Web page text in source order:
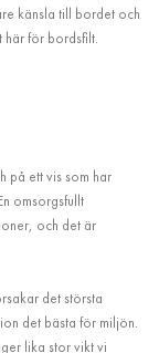
känsla till bordet och
här för bordsfilt.
på ett vis som har
omsorgsfullt
och det är
det största
det bästa för miljön.
lika stor vikt vi